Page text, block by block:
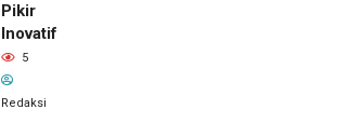
Pikir
Inovatif
5
Redaksi
Pemilik
Royal
Phone